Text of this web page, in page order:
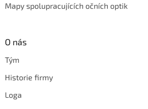
Mapy spolupracujících očních optik
O nás
Tým
Historie firmy
Loga